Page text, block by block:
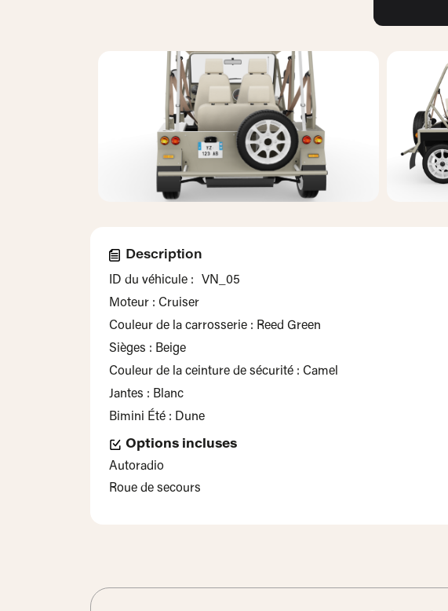
Description
ID du véhicule :
VN_05
Moteur : Cruiser
Couleur de la carrosserie : Reed Green
Sièges : Beige
Couleur de la ceinture de sécurité : Camel
Jantes : Blanc
Bimini Été : Dune
Options incluses
Autoradio
Roue de secours